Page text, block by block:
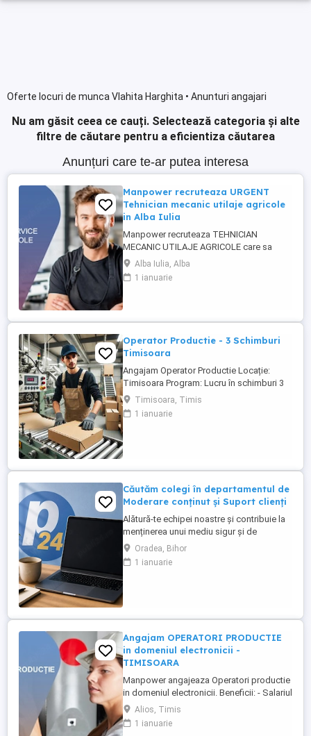
Oferte locuri de munca Vlahita Harghita • Anunturi angajari
Nu am găsit ceea ce cauți. Selectează categoria și alte
filtre de căutare pentru a eficientiza căutarea
Anunțuri care te-ar putea interesa
Manpower recruteaza URGENT
Tehnician mecanic utilaje agricole
in Alba Iulia
Manpower recruteaza TEHNICIAN
MECANIC UTILAJE AGRICOLE care sa
participe la asigurarea mentenantei,
diagnosticarii si repararii utilajelor agricole
(ex: tractoare, combine), astfel incat
principale: - Efectueaza diagnoza tehnica
Alba Iulia, Alba
1 ianuarie
Operator Productie - 3 Schimburi
Timisoara
Angajam Operator Productie Locație:
Timisoara Program: Lucru în schimburi 3
schimburi Compania noastră caută
Operatori Producție Cartonagist, care să
se alăture echipei noastre. Rolul implică
Timisoara, Timis
1 ianuarie
Căutăm colegi în departamentul de
Moderare conținut și Suport clienți
Alătură-te echipei noastre și contribuie la
menținerea unui mediu sigur și de
încredere pe platformele noastre de
anunțuri din România, Germania și
Ungaria. În funcție de experiența și
Oradea, Bihor
1 ianuarie
Angajam OPERATORI PRODUCTIE
in domeniul electronicii -
TIMISOARA
Manpower angajeaza Operatori productie
in domeniul electronicii. Beneficii: - Salariul
- 5200 lei brut; - Tichete de masa de 35 de
lei zi lucratoare; - Mediu de lucru modern
si stabil; - Oportunitati de dezvoltare
Alios, Timis
1 ianuarie